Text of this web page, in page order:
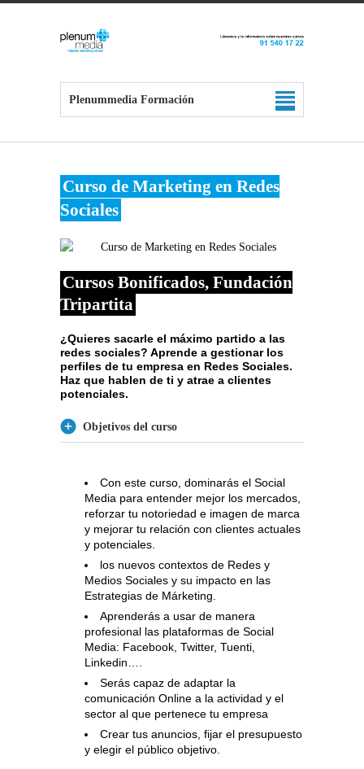
Plenummedia Formación
Curso de Marketing en Redes
Sociales
Cursos Bonificados, Fundación
Tripartita
¿Quieres sacarle el máximo partido a las
redes sociales? Aprende a gestionar los
perfiles de tu empresa en Redes Sociales.
Haz que hablen de ti y atrae a clientes
potenciales.
Objetivos del curso
Con este curso, dominarás el Social
Media para entender mejor los mercados,
reforzar tu notoriedad e imagen de marca
y mejorar tu relación con clientes actuales
y potenciales.
los nuevos contextos de Redes y
Medios Sociales y su impacto en las
Estrategias de Márketing.
Aprenderás a usar de manera
profesional las plataformas de Social
Media: Facebook, Twitter, Tuenti,
Linkedin….
Serás capaz de adaptar la
comunicación Online a la actividad y el
sector al que pertenece tu empresa
Crear tus anuncios, fijar el presupuesto
y elegir el público objetivo.